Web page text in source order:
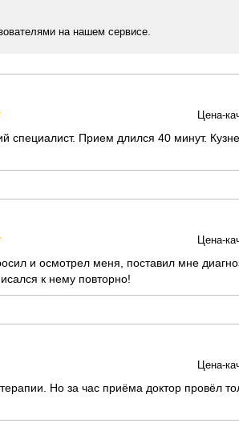
на нашем сервисе.
Цена-
Прием длился 40 минут.
Цена-
и осмотрел меня, поставил мне
к нему повторно!
Цена-
Но за час приёма доктор провёл